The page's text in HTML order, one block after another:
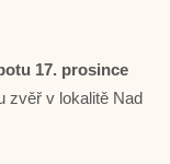
17. prosince
zvěř v lokalitě Nad